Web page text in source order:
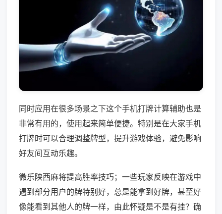
同时应用在很多场景之下这个手机打牌计算辅助也是
非常有用的，使用起来简单便捷。特别是在大家手机
打牌时可以合理调整牌型，提升游戏体验，避免影响
好友间互动乐趣。
微乐陕西麻将提高胜率技巧；一些玩家反映在游戏中
遇到部分用户的牌特别好，总是能拿到好牌，甚至好
像能看到其他人的牌一样，由此怀疑是不是有挂？确